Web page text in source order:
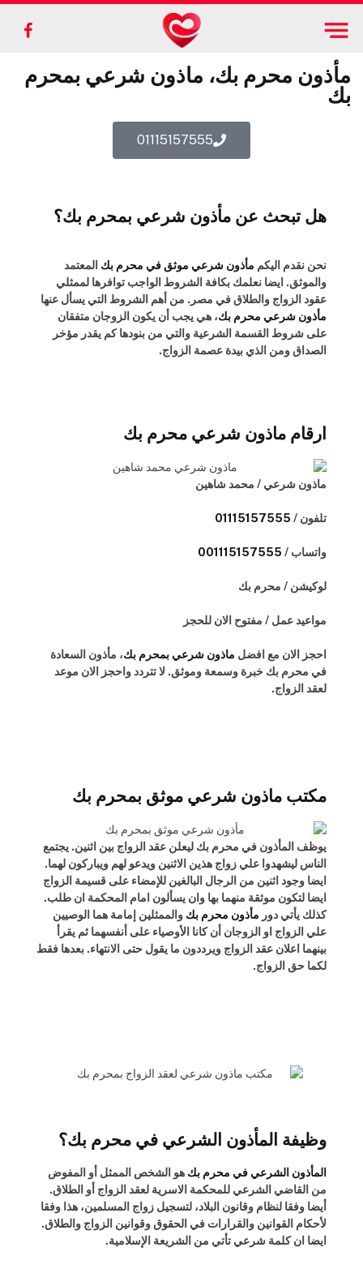
مأذون محرم بك، ماذون شرعي بمحرم
بك
01115157555
هل تبحث عن مأذون شرعي بمحرم بك؟
نحن نقدم اليكم مأذون شرعي موثق في محرم بك المعتمد
والموثق. ايضا نعلمك بكافة الشروط الواجب توافرها لممثلي
عقود الزواج والطلاق في مصر. من أهم الشروط التي يسأل عنها
مأذون شرعي محرم بك، هي يجب أن يكون الزوجان متفقان
على شروط القسمة الشرعية والتي من بنودها كم يقدر مؤخر
الصداق ومن الذي بيدة عصمة الزواج.
ارقام ماذون شرعي محرم بك
ماذون شرعي / محمد شاهين
تلفون / 01115157555
واتساب / ⁦ 001115157555
لوكيشن / محرم بك
مواعيد عمل / مفتوح الان للحجز
احجز الان مع افضل ماذون شرعي بمحرم بك، مأذون السعادة
في محرم بك خبرة وسمعة وموثق. لا تتردد واحجز الان موعد
لعقد الزواج.
مكتب ماذون شرعي موثق بمحرم بك
يوظف المأذون في محرم بك ليعلن عقد الزواج بين اثنين. يجتمع
الناس ليشهدوا علي زواج هذين الاثنين ويدعو لهم ويباركون لهما.
ايضا وجود اثنين من الرجال البالغين للإمضاء على قسيمة الزواج
ايضا لتكون موثقة منهما بها وان يسألون امام المحكمة ان طلب.
كذلك يأتي دور مأذون محرم بك والممثلين إمامة هما الوصيين
علي الزواج او الزوجان أن كانا الأوصياء على أنفسهما ثم يقرأ
بينهما اعلان عقد الزواج ويرددون ما يقول حتى الانتهاء. بعدها فقط
لكما حق الزواج.
وظيفة المأذون الشرعي في محرم بك؟
المأذون الشرعي في محرم بك هو الشخص الممثل أو المفوض
من القاضي الشرعي للمحكمة الاسرية لعقد الزواج أو الطلاق.
أيضا وفقا لنظام وقانون البلاد، لتسجيل زواج المسلمين، هذا وفقا
لأحكام القوانين والقرارات في الحقوق وقوانين الزواج والطلاق.
ايضا ان كلمة شرعي تأتي من الشريعة الإسلامية.